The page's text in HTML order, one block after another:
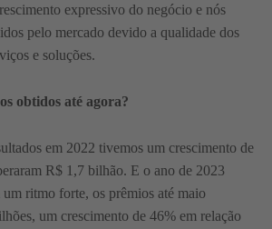
expressivo do negócio e nós
pelo mercado devido a qualidade dos
e soluções.
obtidos até agora?
em 2022 tivemos um crescimento de
R$ 1,7 bilhão. E o ano de 2023
ritmo forte, os prêmios até maio
um crescimento de 46% em relação